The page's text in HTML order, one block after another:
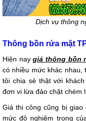
Dịch vụ thông
Thông bồn rửa mặt
Hiện nay giá thông bồn
có nhiều mức khác nhau,
tôi chia sẻ thật với
đơn vi lừa đảo chặt chém
Giá thi công cũng bị
mức độ nghiêm trọng